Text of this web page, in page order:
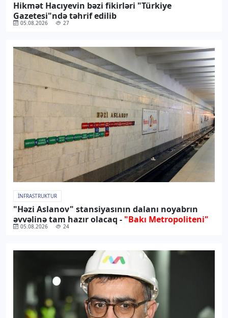
Hikmət Hacıyevin bəzi fikirləri "Türkiye
Gazetesi"ndə təhrif edilib
05.08.2026 27
İNFRASTRUKTUR
"Həzi Aslanov" stansiyasının dalanı noyabrın
əvvəlinə tam hazır olacaq - "Bakı Metropoliteni"
05.08.2026 24